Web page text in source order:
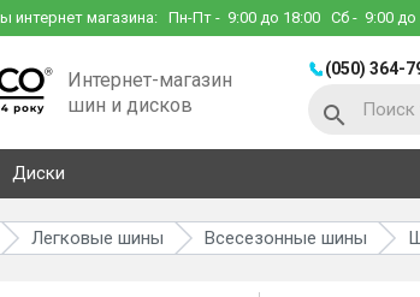
интернет магазина: Пн-Пт - 9:00 до 18:00 Сб - 9:00 до
Интернет-магазин
шин и дисков
(050) 364-
Диски
Легковые шины Всесезонные шины